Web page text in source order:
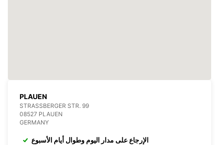
PLAUEN
STRASSBERGER STR. 99
08527 PLAUEN
GERMANY
الإرجاع على مدار اليوم وطوال أيام الأسبوع